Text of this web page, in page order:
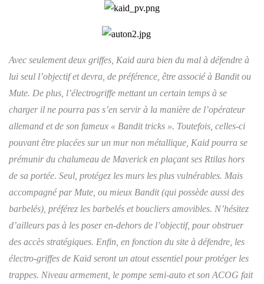
Avec seulement deux griffes, Kaid aura bien du mal à défendre à
lui seul l’objectif et devra, de préférence, être associé à Bandit ou
Mute. De plus, l’électrogriffe mettant un certain temps à se
charger il ne pourra pas s’en servir à la manière de l’opérateur
allemand et de son fameux « Bandit tricks ». Toutefois, celles-ci
pouvant être placées sur un mur non métallique, Kaid pourra se
prémunir du chalumeau de Maverick en plaçant ses Rtilas hors
de sa portée. Seul, protégez les murs les plus vulnérables. Mais
accompagné par Mute, ou mieux Bandit (qui possède aussi des
barbelés), préférez les barbelés et boucliers amovibles. N’hésitez
d’ailleurs pas à les poser en-dehors de l’objectif, pour obstruer
des accès stratégiques. Enfin, en fonction du site à défendre, les
électro-griffes de Kaid seront un atout essentiel pour protéger les
trappes. Niveau armement, le pompe semi-auto et son ACOG fait